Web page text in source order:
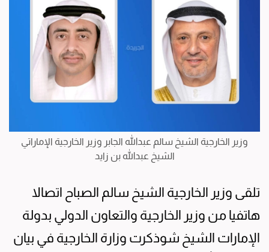
وزير الخارجية الشيخ سالم عبدالله الجابر وزير الخارجية الإماراتي
الشيخ عبدالله بن زايد
تلقى وزير الخارجية الشيخ سالم الصباح اتصالا
هاتفيا من وزير الخارجية والتعاون الدولي بدولة
الإمارات الشيخ شوذكرت وزارة الخارجية في بيان